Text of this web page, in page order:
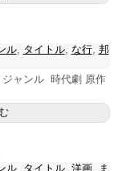
ル, タイトル, な行, 邦
ャンル 時代劇 原作
ル, タイトル, 洋画,
ま